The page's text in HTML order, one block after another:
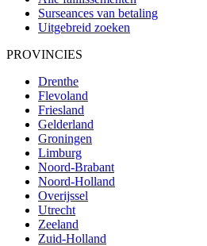
Surseances van betaling
Uitgebreid zoeken
PROVINCIES
Drenthe
Flevoland
Friesland
Gelderland
Groningen
Limburg
Noord-Brabant
Noord-Holland
Overijssel
Utrecht
Zeeland
Zuid-Holland